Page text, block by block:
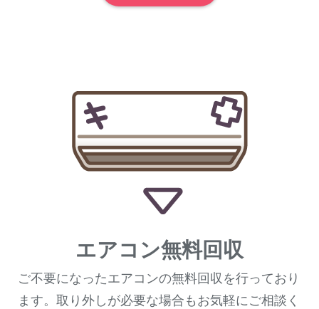
エアコン無料回収
ご不要になったエアコンの無料回収を行っており
ます。取り外しが必要な場合もお気軽にご相談く